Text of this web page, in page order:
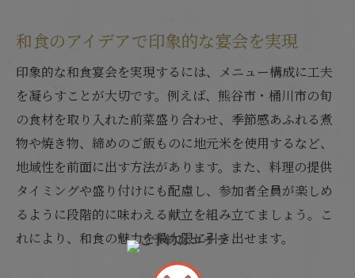
和食のアイデアで印象的な宴会を実現
印象的な和食宴会を実現するには、メニュー構成に工夫
を凝らすことが大切です。例えば、熊谷市・桶川市の旬
の食材を取り入れた前菜盛り合わせ、季節感あふれる煮
物や焼き物、締めのご飯ものに地元米を使用するなど、
地域性を前面に出す方法があります。また、料理の提供
タイミングや盛り付けにも配慮し、参加者全員が楽しめ
るように段階的に味わえる献立を組み立てましょう。こ
れにより、和食の魅力を最大限に引き出せます。